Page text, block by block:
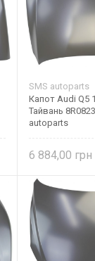
SMS autoparts
Капот Audi Q5
Тайвань
autoparts
6 884,00